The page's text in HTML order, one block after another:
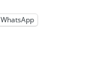
WhatsApp